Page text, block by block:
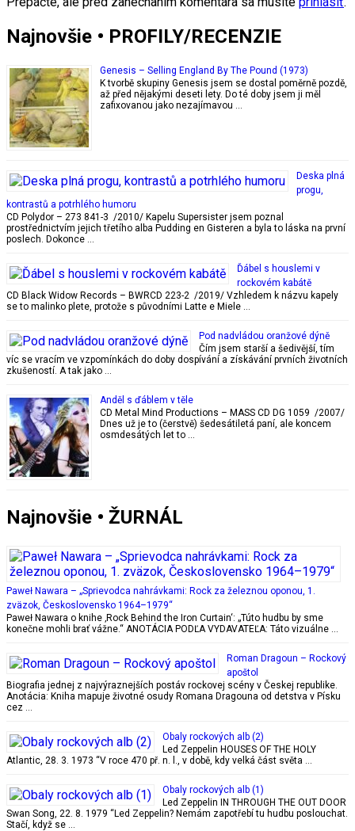
Najnovšie • PROFILY/RECENZIE
Genesis – Selling England By The Pound (1973)
K tvorbě skupiny Genesis jsem se dostal poměrně pozdě,
až před nějakými deseti lety. Do té doby jsem ji měl
zafixovanou jako nezajímavou …
Deska plná
progu,
kontrastů a potrhlého humoru
CD Polydor – 273 841-3 /2010/ Kapelu Supersister jsem poznal
prostřednictvím jejich třetího alba Pudding en Gisteren a byla to láska na první
poslech. Dokonce …
Ďábel s houslemi v
rockovém kabátě
CD Black Widow Records – BWRCD 223-2 /2019/ Vzhledem k názvu kapely
se to malinko plete, protože s původními Latte e Miele …
Pod nadvládou oranžové dýně
Čím jsem starší a šedivější, tím
víc se vracím ve vzpomínkách do doby dospívání a získávání prvních životních
zkušeností. A tak jako …
Anděl s ďáblem v těle
CD Metal Mind Productions – MASS CD DG 1059 /2007/
Dnes už je to (čerstvě) šedesátiletá paní, ale koncem
osmdesátých let to …
Najnovšie • ŽURNÁL
Paweł Nawara – „Sprievodca nahrávkami: Rock za železnou oponou, 1.
zväzok, Československo 1964–1979“
Paweł Nawara o knihe ‚Rock Behind the Iron Curtain‘: „Túto hudbu by sme
konečne mohli brať vážne.“ ANOTÁCIA PODĽA VYDAVATEĽA: Táto vizuálne …
Roman Dragoun – Rockový
apoštol
Biografia jednej z najvýraznejších postáv rockovej scény v Českej republike.
Anotácia: Kniha mapuje životné osudy Romana Dragouna od detstva v Písku
cez …
Obaly rockových alb (2)
Led Zeppelin HOUSES OF THE HOLY
Atlantic, 28. 3. 1973 “V roce 470 př. n. l., v době, kdy velká část světa …
Obaly rockových alb (1)
Led Zeppelin IN THROUGH THE OUT DOOR
Swan Song, 22. 8. 1979 “Led Zeppelin? Nemám zapotřebí tu hudbu poslouchat.
Stačí, když se …